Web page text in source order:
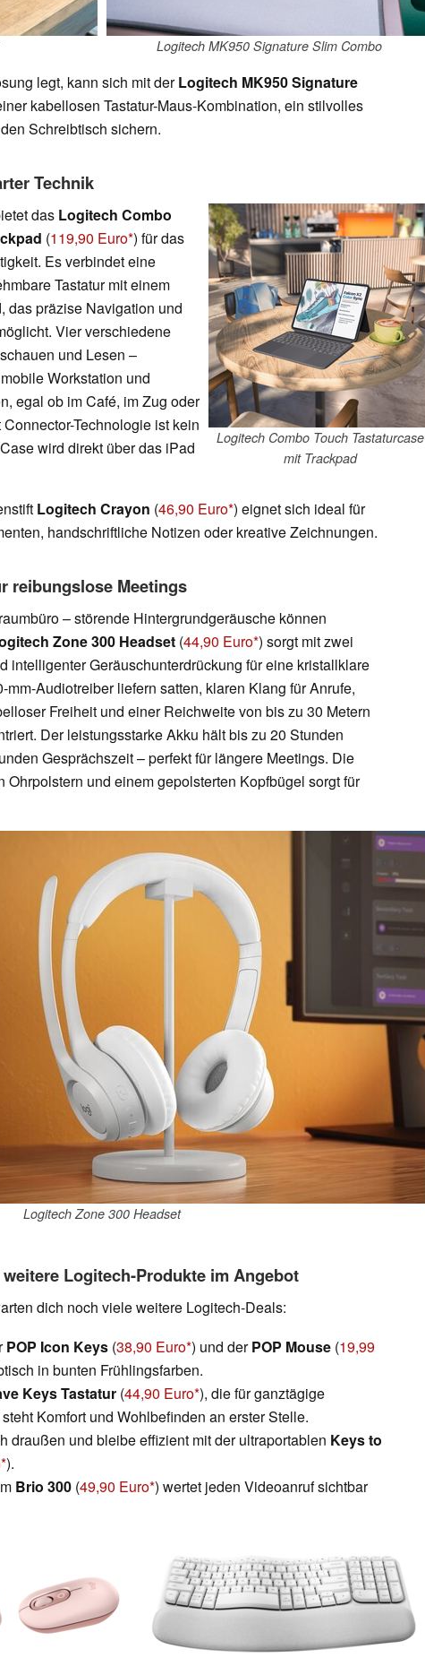
Logitech MK950 Signature Slim Combo
legt, kann sich mit derLogitech MK950 Signature
kabellosen Tastatur-Maus-Kombination, ein stilvolles
Schreibtisch sichern.
Technik
Logitech Combo Touch Tastaturcase
mit Trackpad
das Logitech Combo
(119,90 Euro ) für das
Es verbindet eine
Tastatur mit einem
das präzise Navigation und
Vier verschiedene
und Lesen –
Workstation und
egal ob im Café, im Zug oder
Technologie ist kein
wird direkt über das iPad
Logitech Crayon (46,90 Euro ) eignet sich ideal für
handschriftliche Notizen oder kreative Zeichnungen.
reibungslose Meetings
– störende Hintergrundgeräusche können
Zone 300 Headset (44,90 Euro ) sorgt mit zwei
intelligenter Geräuschunterdrückung für eine kristallklare
Audiotreiber liefern satten, klaren Klang für Anrufe,
Freiheit und einer Reichweite von bis zu 30 Metern
Der leistungsstarke Akku hält bis zu 20 Stunden
Gesprächszeit – perfekt für längere Meetings. Die
und einem gepolsterten Kopfbügel sorgt für
Logitech Zone 300 Headset
Logitech-Produkte im Angebot
dich noch viele weitere Logitech-Deals:
POP Icon Keys (38,90 Euro ) und derPOP Mouse (19,99
in bunten Frühlingsfarben.
Keys Tastatur (44,90 Euro ), die für ganztägige
Komfort und Wohlbefinden an erster Stelle.
draußen und bleibe effizient mit der ultraportablen Keys to
).
Brio 300 (49,90 Euro ) wertet jeden Videoanruf sichtbar